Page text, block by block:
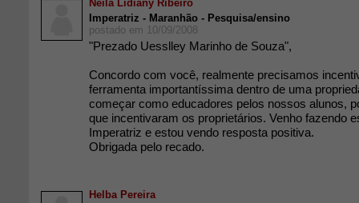
Neila Lidiany Ribeiro
Imperatriz - Maranhão - Pesquisa/ensino
postado em 10/09/2008
"Prezado Uesslley Marinho de Souza",
Concordo com você, realmente precisamos
ferramenta importantíssima dentro de uma
começar como educadores pelos nossos alunos,
que incentivaram os proprietários. Venho fazendo
Imperatriz e estou vendo resposta positiva.
Obrigada pelo recado.
Helba Pereira